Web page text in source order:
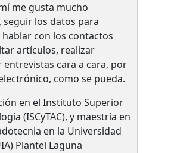
me gusta mucho
los datos para
con los contactos
artículos, realizar
entrevistas cara a cara, por
como se pueda.
en el Instituto Superior
(ISCyTAC), y maestría en
en la Universidad
Plantel Laguna